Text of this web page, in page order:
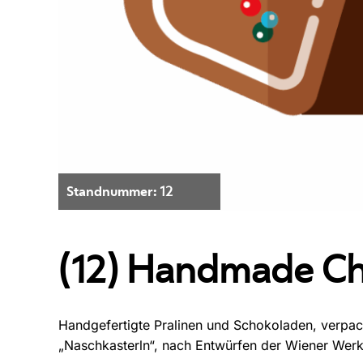
Standnummer: 12
(12) Handmade
Handgefertigte Pralinen und Schokoladen,
„Naschkasterln“, nach Entwürfen der Wiener